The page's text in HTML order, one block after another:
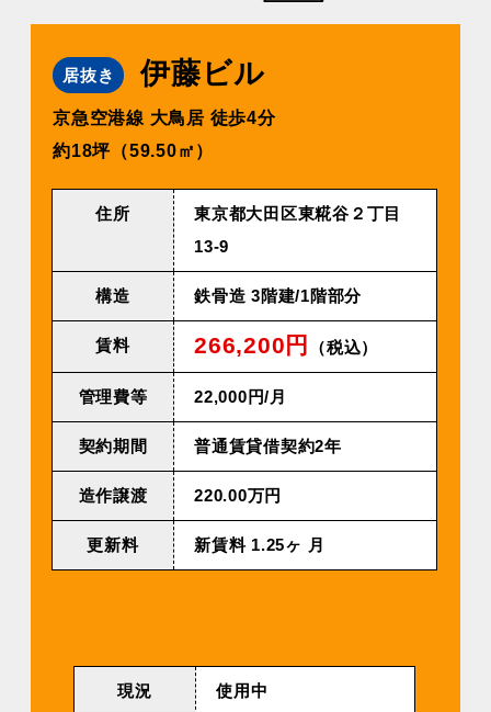
居抜き 伊藤ビル
京急空港線 ⼤⿃居 徒歩4分
約18坪（59.50㎡）
住所
東京都⼤⽥区東糀⾕２丁⽬
13-9
構造 鉄⾻造 3階建/1階部分
賃料 266,200円 （税込）
管理費等 22,000円/⽉
契約期間 普通賃貸借契約2年
造作譲渡 220.00万円
更新料 新賃料 1.25ヶ ⽉
現況 使用中